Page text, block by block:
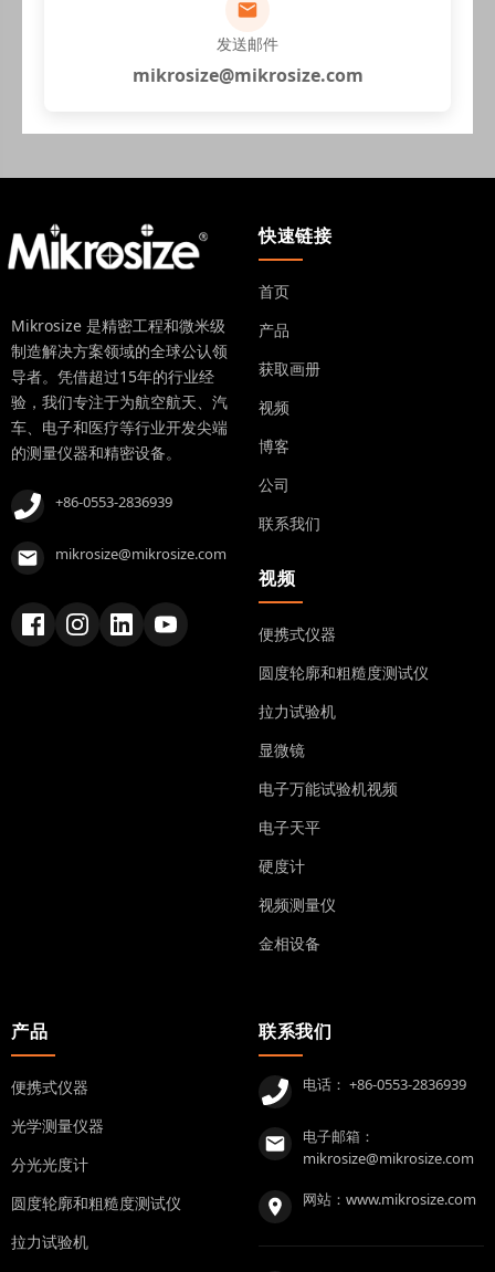
发送邮件
mikrosize@mikrosize.com
Mikrosize 是精密工程和微米级
制造解决方案领域的全球公认领
导者。凭借超过15年的行业经
验，我们专注于为航空航天、汽
车、电子和医疗等行业开发尖端
的测量仪器和精密设备。
+86-0553-2836939
mikrosize@mikrosize.com
快速链接
首页
产品
获取画册
视频
博客
公司
联系我们
视频
便携式仪器
圆度轮廓和粗糙度测试仪
拉力试验机
显微镜
电子万能试验机视频
电子天平
硬度计
视频测量仪
金相设备
产品
便携式仪器
光学测量仪器
分光光度计
圆度轮廓和粗糙度测试仪
拉力试验机
联系我们
电话： +86-0553-2836939
电子邮箱：
mikrosize@mikrosize.com
网站： www.mikrosize.com